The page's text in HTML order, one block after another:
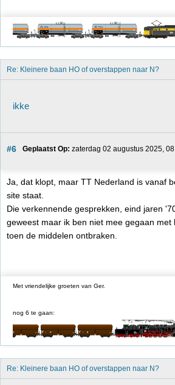
Re: Kleinere baan HO of overstappen naar N?
ikke
#6 Geplaatst Op: zaterdag 02 augustus 2025,
Ja, dat klopt, maar TT Nederland is vanaf
site staat.
Die verkennende gesprekken, eind jaren
geweest maar ik ben niet mee gegaan met
toen de middelen ontbraken.
Met vriendelijke groeten van Ger.
nog 6 te gaan:
Re: Kleinere baan HO of overstappen naar N?